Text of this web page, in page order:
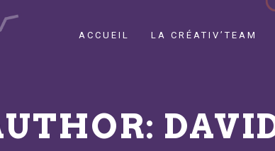
ACCUEIL LA CRÉATIV’TEAM